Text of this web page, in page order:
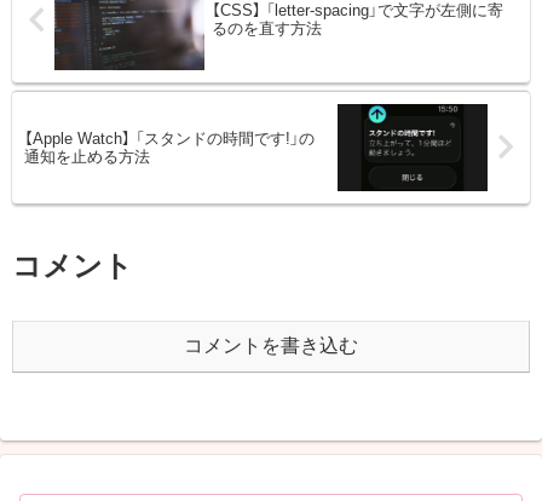
【CSS】 「letter-spacing」で文字が左側に寄
るのを直す方法
【Apple Watch】 「スタンドの時間です!」の
通知を止める方法
コメント
コメントを書き込む